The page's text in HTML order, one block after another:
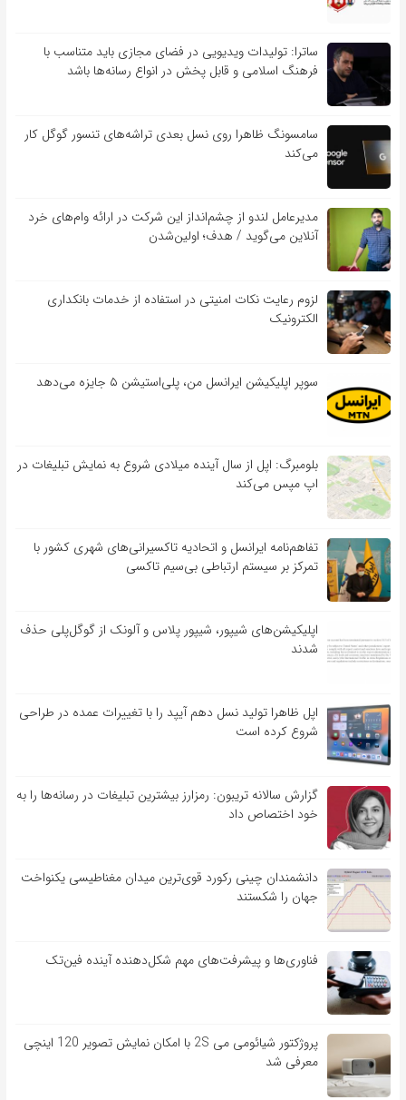
ساترا: تولیدات ویدیویی در فضای مجازی باید متناسب با
فرهنگ اسلامی و قابل پخش در انواع رسانه‌ها باشد
سامسونگ ظاهرا روی نسل بعدی تراشه‌های تنسور گوگل کار
می‌کند
مدیرعامل لندو از چشم‌انداز این شرکت در ارائه وام‌های خرد
آنلاین می‌گوید / هدف؛ اولین‌شدن
لزوم رعایت نکات امنیتی در استفاده از خدمات بانکداری
الکترونیک
سوپر اپلیکیشن ایرانسل من، پلی‌استیشن ۵ جایزه می‌دهد
بلومبرگ: اپل از سال آینده میلادی شروع به نمایش تبلیغات در
اپ مپس می‌کند
تفاهم‌نامه‌ ایرانسل و اتحادیه تاکسیرانی‌های شهری کشور با
تمرکز بر سیستم ارتباطی بی‌سیم تاکسی
اپلیکیشن‌های شیپور، شیپور پلاس و آلونک از گوگل‌پلی حذف
شدند
اپل ظاهرا تولید نسل دهم آیپد را با تغییرات عمده در طراحی
شروع کرده است
گزارش سالانه تریبون: رمزارز بیشترین تبلیغات در رسانه‌ها را به
خود اختصاص داد
دانشمندان چینی رکورد قوی‌ترین میدان مغناطیسی یکنواخت
جهان را شکستند
فناوری‌ها و پیشرفت‌های مهم شکل‌دهنده آینده فین‌تک
پروژکتور شیائومی می 2S با امکان نمایش تصویر 120 اینچی
معرفی شد